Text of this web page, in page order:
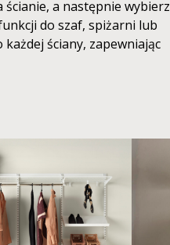
a następnie wybierz
do szaf, spiżarni lub
ściany, zapewniając